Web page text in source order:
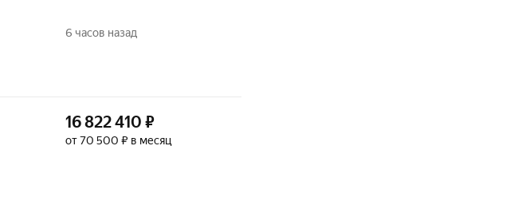
6 часов назад
16 822 410 ₽
от 70 500 ₽ в месяц